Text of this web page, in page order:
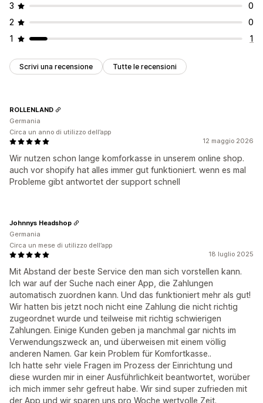
3
0
2
0
1
1
Scrivi una recensione Tutte le recensioni
12 maggio 2026
Wir nutzen schon lange komforkasse in unserem online shop.
auch vor shopify hat alles immer gut funktioniert. wenn es mal
Probleme gibt antwortet der support schnell
ROLLENLAND
Germania
Circa un anno di utilizzo dell’app
18 luglio 2025
Mit Abstand der beste Service den man sich vorstellen kann.
Ich war auf der Suche nach einer App, die Zahlungen
automatisch zuordnen kann. Und das funktioniert mehr als gut!
Wir hatten bis jetzt noch nicht eine Zahlung die nicht richtig
zugeordnet wurde und teilweise mit richtig schwierigen
Zahlungen. Einige Kunden geben ja manchmal gar nichts im
Verwendungszweck an, und überweisen mit einem völlig
anderen Namen. Gar kein Problem für Komfortkasse..
Ich hatte sehr viele Fragen im Prozess der Einrichtung und
diese wurden mir in einer Ausführlichkeit beantwortet, worüber
ich mich immer sehr gefreut habe. Wir sind super zufrieden mit
der App und wir sparen uns pro Woche wertvolle Zeit.
Johnnys Headshop
Germania
Circa un mese di utilizzo dell’app